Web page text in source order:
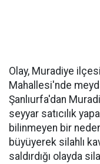
Olay, Muradiye
Mahallesi'nde
Şanlıurfa'dan
seyyar satıcılık
bilinmeyen bir
büyüyerek silahlı
saldırdığı olayda